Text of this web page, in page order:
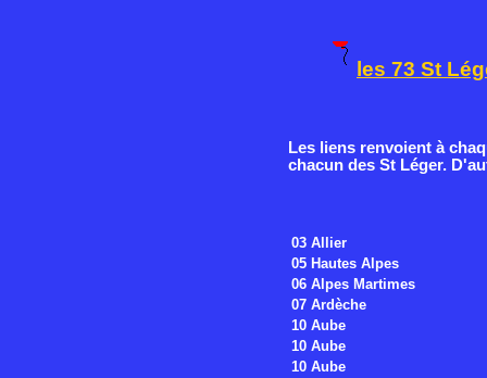
les 73 St
Les liens renvoient à
chacun des St Léger.
03 Allier
05 Hautes Alpes
06 Alpes Martimes
07 Ardèche
10 Aube
10 Aube
10 Aube